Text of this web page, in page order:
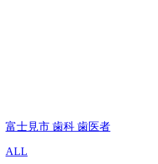
富士見市 歯科 歯医者
ALL